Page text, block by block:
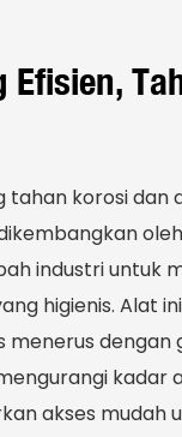
korosi dan
industri untuk
higienis. Alat
dengan
kadar
akses mudah